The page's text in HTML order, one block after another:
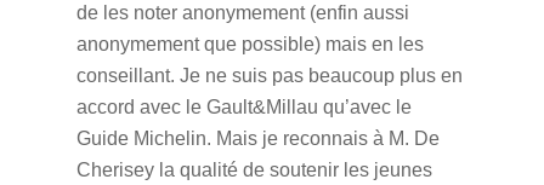
de les noter anonymement (enfin aussi
anonymement que possible) mais en les
conseillant. Je ne suis pas beaucoup plus en
accord avec le Gault&Millau qu’avec le
Guide Michelin. Mais je reconnais à M. De
Cherisey la qualité de soutenir les jeunes